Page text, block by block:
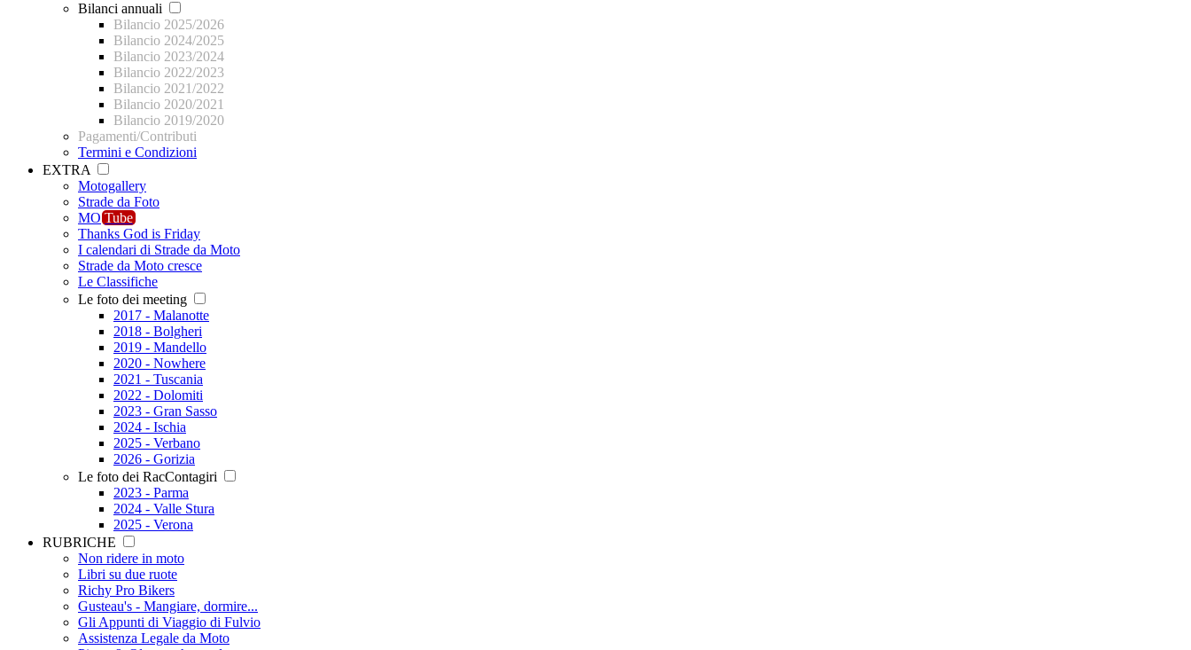
Bilanci annuali
Bilancio 2025/2026
Bilancio 2024/2025
Bilancio 2023/2024
Bilancio 2022/2023
Bilancio 2021/2022
Bilancio 2020/2021
Bilancio 2019/2020
Pagamenti/Contributi
Termini e Condizioni
EXTRA
Motogallery
Strade da Foto
MO Tube
Thanks God is Friday
I calendari di Strade da Moto
Strade da Moto cresce
Le Classifiche
Le foto dei meeting
2017 - Malanotte
2018 - Bolgheri
2019 - Mandello
2020 - Nowhere
2021 - Tuscania
2022 - Dolomiti
2023 - Gran Sasso
2024 - Ischia
2025 - Verbano
2026 - Gorizia
Le foto dei RacContagiri
2023 - Parma
2024 - Valle Stura
2025 - Verona
RUBRICHE
Non ridere in moto
Libri su due ruote
Richy Pro Bikers
Gusteau's - Mangiare, dormire...
Gli Appunti di Viaggio di Fulvio
Assistenza Legale da Moto